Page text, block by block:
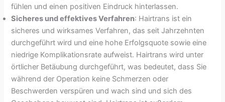
fühlen und einen positiven Eindruck hinterlassen.
Sicheres und effektives Verfahren: Hairtrans ist ein
sicheres und wirksames Verfahren, das seit Jahrzehnten
durchgeführt wird und eine hohe Erfolgsquote sowie eine
niedrige Komplikationsrate aufweist. Hairtrans wird unter
örtlicher Betäubung durchgeführt, was bedeutet, dass Sie
während der Operation keine Schmerzen oder
Beschwerden verspüren und wach sind und sich des